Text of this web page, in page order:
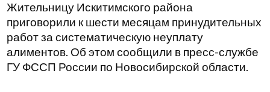
Жительницу Искитимского района
приговорили к шести месяцам принудительных
работ за систематическую неуплату
алиментов. Об этом сообщили в пресс-службе
ГУ ФССП России по Новосибирской области.